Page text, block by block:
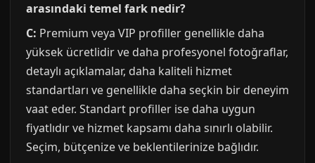
arasındaki temel fark nedir?
C: Premium veya VIP profiller genellikle daha
yüksek ücretlidir ve daha profesyonel fotoğraflar,
detaylı açıklamalar, daha kaliteli hizmet
standartları ve genellikle daha seçkin bir deneyim
vaat eder. Standart profiller ise daha uygun
fiyatlıdır ve hizmet kapsamı daha sınırlı olabilir.
Seçim, bütçenize ve beklentilerinize bağlıdır.